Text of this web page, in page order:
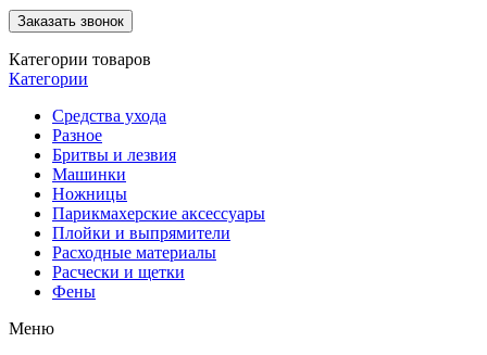
Категории товаров
Категории
Средства ухода
Разное
Бритвы и лезвия
Машинки
Ножницы
Парикмахерские аксессуары
Плойки и выпрямители
Расходные материалы
Расчески и щетки
Фены
Меню